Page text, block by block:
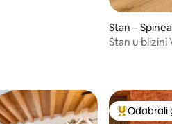
Stan –
Stan u blizini
MeđuOdabrali